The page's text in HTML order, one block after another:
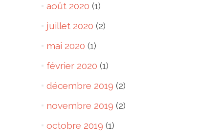
août 2020 (1)
juillet 2020 (2)
mai 2020 (1)
février 2020 (1)
décembre 2019 (2)
novembre 2019 (2)
octobre 2019 (1)